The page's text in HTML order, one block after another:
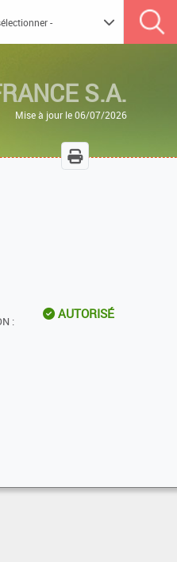
S.A.
Mise à jour le 06/07/2026
:
AUTORISÉ